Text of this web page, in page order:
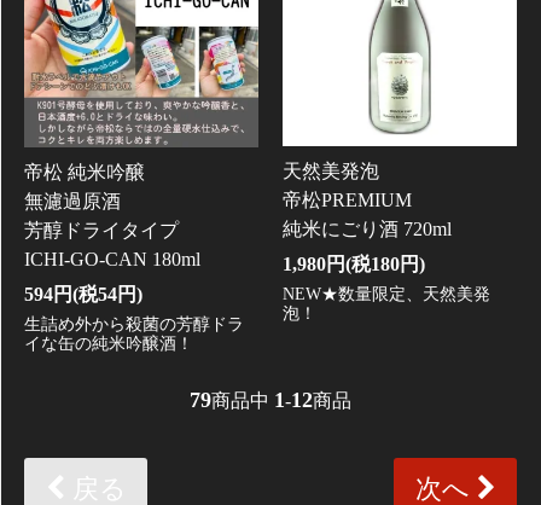
帝松 純米吟醸
無濾過原酒
芳醇ドライタイプ
ICHI-GO-CAN 180ml
594円(税54円)
生詰め外から殺菌の芳醇ドラ
イな缶の純米吟醸酒！
天然美発泡
帝松PREMIUM
純米にごり酒 720ml
1,980円(税180円)
NEW★数量限定、天然美発
泡！
79商品中 1-12商品
戻る 次へ